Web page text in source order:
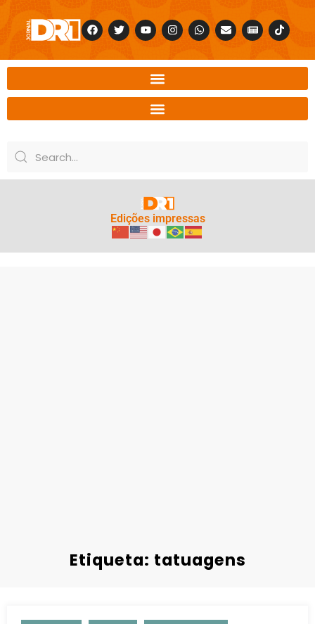
Edições impressas
Etiqueta: tatuagens